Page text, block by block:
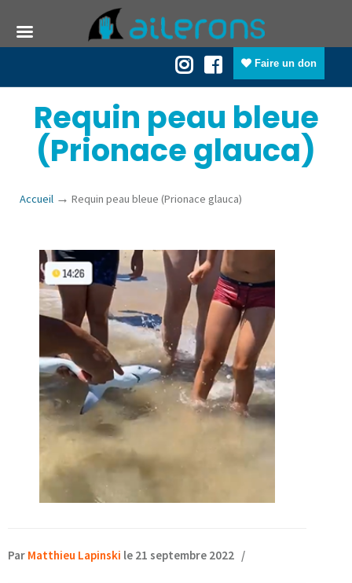
Faire un don
Requin peau bleue
(Prionace glauca)
Accueil → Requin peau bleue (Prionace glauca)
Par Matthieu Lapinski le 21 septembre 2022 /